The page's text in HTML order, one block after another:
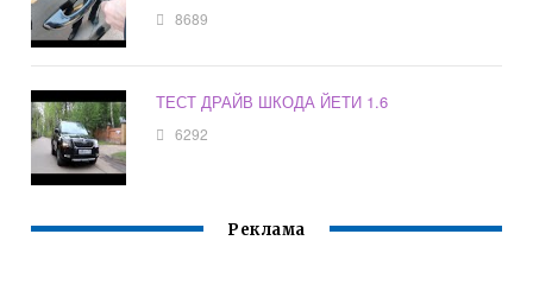
8689
ТЕСТ ДРАЙВ ШКОДА ЙЕТИ 1.6
6292
Реклама